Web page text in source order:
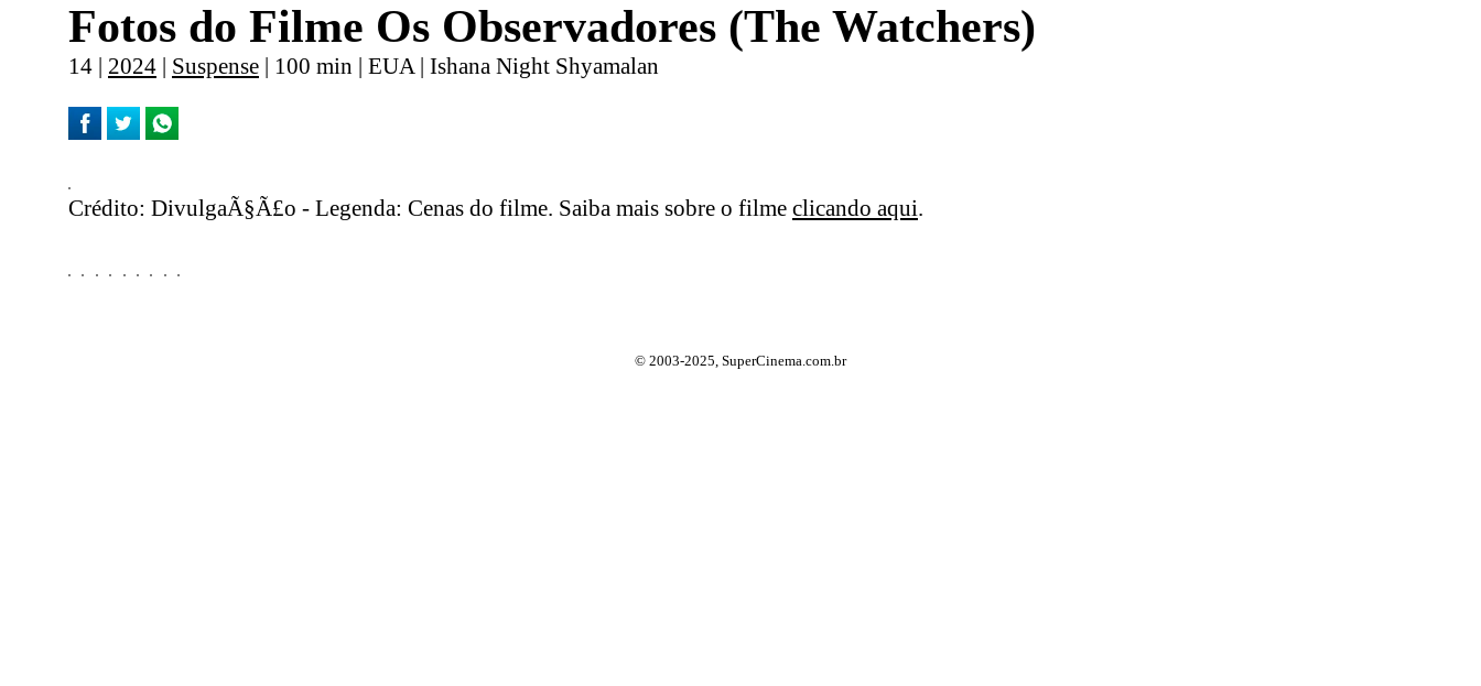
Fotos do Filme Os Observadores (The Watchers)
14 | 2024 | Suspense | 100 min | EUA | Ishana Night Shyamalan
Crédito: DivulgaÃ§Ã£o - Legenda: Cenas do filme. Saiba mais sobre o filme clicando aqui.
© 2003-2025, SuperCinema.com.br